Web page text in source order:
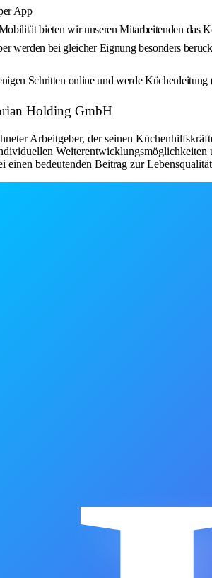
App
bieten wir unseren Mitarbeitenden das
werden bei gleicher Eignung besonders
Schritten online und werde
Holding GmbH
Arbeitgeber, der seinen
einen bedeutenden Beitrag zur